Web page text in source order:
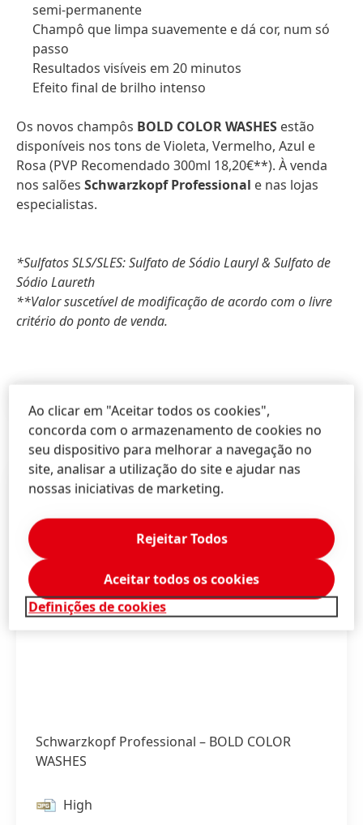
semi-permanente
Champô que limpa suavemente e dá cor, num só
passo
Resultados visíveis em 20 minutos
Efeito final de brilho intenso
Os novos champôs BOLD COLOR WASHES estão
disponíveis nos tons de Violeta, Vermelho, Azul e
Rosa (PVP Recomendado 300ml 18,20€**). À venda
nos salões Schwarzkopf Professional e nas lojas
especialistas.
*Sulfatos SLS/SLES: Sulfato de Sódio Lauryl & Sulfato de
Sódio Laureth
**Valor suscetível de modificação de acordo com o livre
critério do ponto de venda.
Schwarzkopf Professional – BOLD COLOR
WASHES
High
Ao clicar em "Aceitar todos os cookies",
concorda com o armazenamento de cookies no
seu dispositivo para melhorar a navegação no
site, analisar a utilização do site e ajudar nas
nossas iniciativas de marketing.
Definições de cookies
Rejeitar Todos
Aceitar todos os cookies